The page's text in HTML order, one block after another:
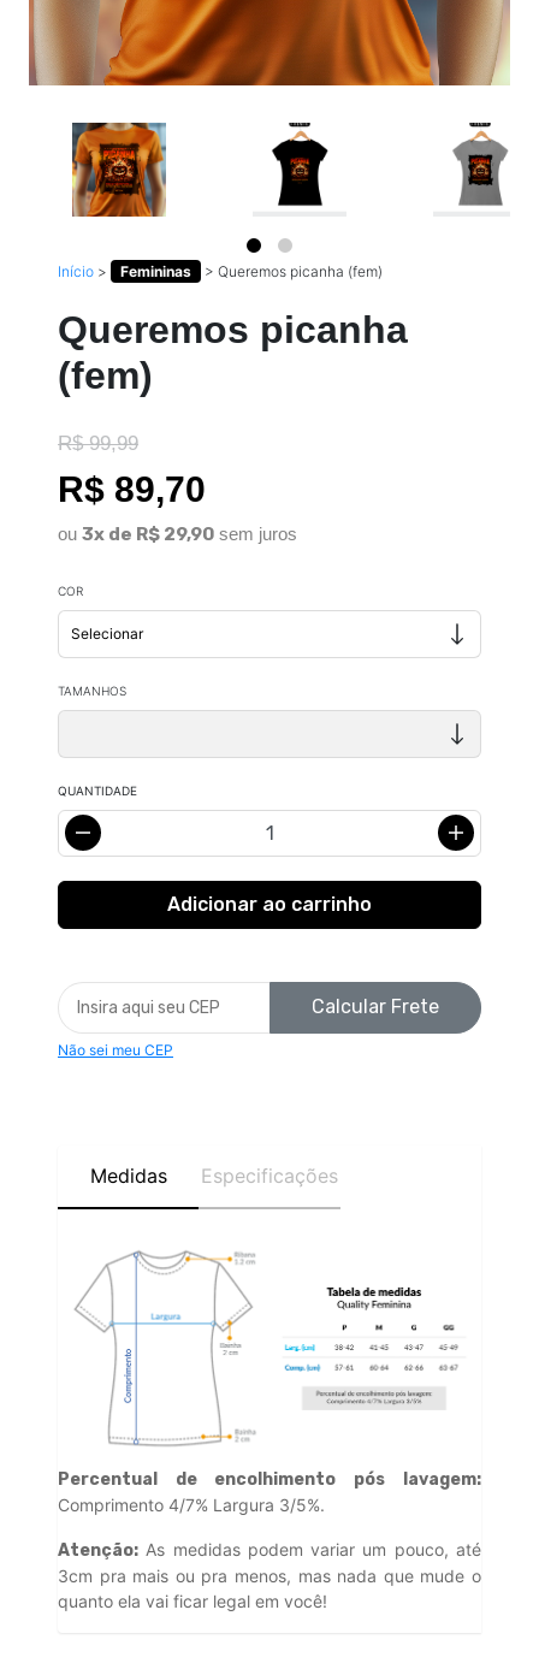
Início > Femininas > Queremos picanha (fem)
Queremos picanha
(fem)
R$ 99,99
R$ 89,70
ou 3x de R$ 29,90 sem juros
COR
TAMANHOS
QUANTIDADE
Calcular Frete
Não sei meu CEP
Medidas Especificações
Percentual de encolhimento pós lavagem:
Comprimento 4/7% Largura 3/5%.
Atenção: As medidas podem variar um pouco, até
3cm pra mais ou pra menos, mas nada que mude o
quanto ela vai ficar legal em você!